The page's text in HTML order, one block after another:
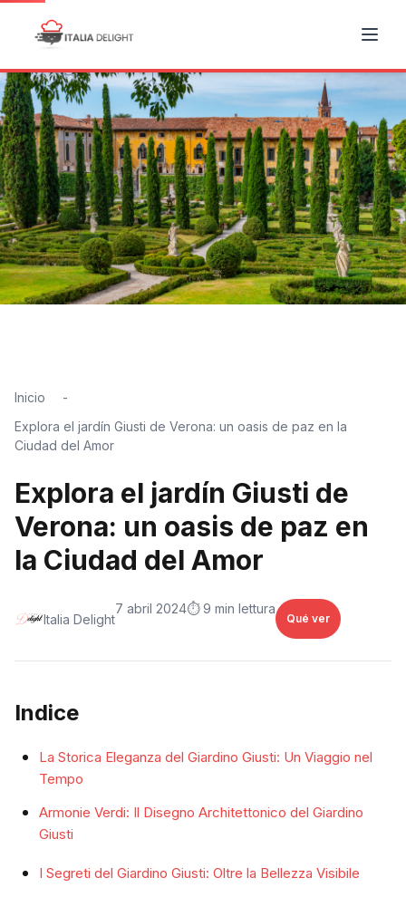
Inicio
Explora el jardín Giusti de Verona: un oasis de paz en la
Ciudad del Amor
Explora el jardín Giusti de
Verona: un oasis de paz en
la Ciudad del Amor
Italia Delight
7 abril 2024⏱️ 9 min lettura
Qué ver
Indice
La Storica Eleganza del Giardino Giusti: Un Viaggio nel
Tempo
Armonie Verdi: Il Disegno Architettonico del Giardino
Giusti
I Segreti del Giardino Giusti: Oltre la Bellezza Visibile